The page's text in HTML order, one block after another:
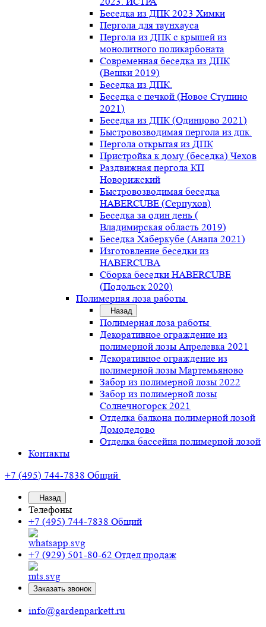
Беседка из ДПК 2023 Химки
Пергола для таунхауса
Пергола из ДПК с крышей из
монолитного поликарбоната
Современная беседка из ДПК
(Вешки 2019)
Беседка из ДПК.
Беседка с печкой (Новое Ступино
2021)
Беседка из ДПК (Одинцово 2021)
Быстровозводимая пергола из дпк.
Пергола открытая из ДПК
Пристройка к дому (беседка) Чехов
Раздвижная пергола КП
Новорижский
Быстровозводимая беседка
HABERCUBE (Серпухов)
Беседка за один день (
Владимирская область 2019)
Беседка Хаберкубе (Анапа 2021)
Изготовление беседки из
HABERCUBA
Сборка беседки HABERCUBE
(Подольск 2020)
Полимерная лоза работы
Назад
Полимерная лоза работы
Декоративное ограждение из
полимерной лозы Апрелевка 2021
Декоративное ограждение из
полимерной лозы Мартемьяново
Забор из полимерной лозы 2022
Забор из полимерной лозы
Солнечногорск 2021
Отделка балкона полимерной лозой
Домодедово
Отделка бассейна полимерной лозой
Контакты
+7 (495) 744-7838 Общий
Назад
Телефоны
+7 (495) 744-7838 Общий
+7 (929) 501-80-62 Отдел продаж
Заказать звонок
info@gardenparkett.ru